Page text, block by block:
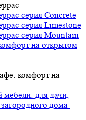
серия Concrete
серия Limestone
серия Mountain
на открытом
комфорт на
мебели: для дачи,
дома